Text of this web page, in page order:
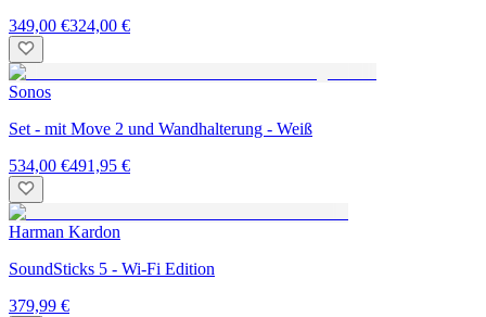
349,00 €324,00 €
Sonos
Set - mit Move 2 und Wandhalterung - Weiß
534,00 €491,95 €
Harman Kardon
SoundSticks 5 - Wi-Fi Edition
379,99 €